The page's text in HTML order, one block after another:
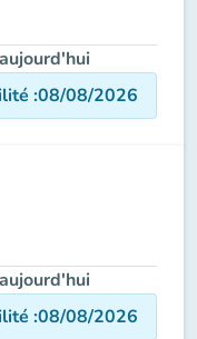
:08/08/2026
:08/08/2026